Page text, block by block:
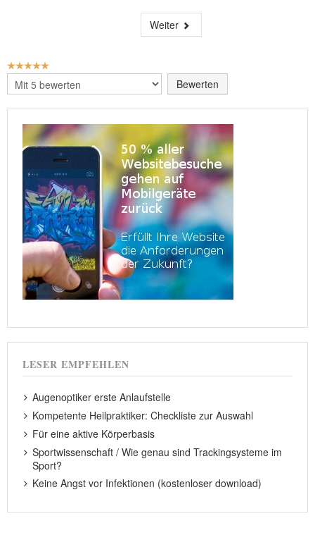
Weiter
BEWERTUNG:
Bitte
bewerten
LESER EMPFEHLEN
Augenoptiker erste Anlaufstelle
Kompetente Heilpraktiker: Checkliste zur Auswahl
Für eine aktive Körperbasis
Sportwissenschaft / Wie genau sind Trackingsysteme im
Sport?
Keine Angst vor Infektionen (kostenloser download)